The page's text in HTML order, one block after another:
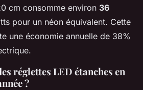
cm consomme environ 36
pour un néon équivalent. Cette
une économie annuelle de 38%
réglettes LED étanches en
?